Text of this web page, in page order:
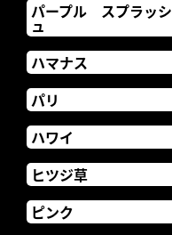
パープル スプラッシ
ュ
ハマナス
パリ
ハワイ
ヒツジ草
ピンク